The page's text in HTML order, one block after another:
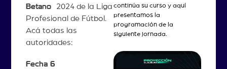
Betano2024 de la Liga
Profesional de Fútbol.
Acá todas las
autoridades:
Fecha 6
continúa su curso y aquí
presentamos la
programación de la
siguiente jornada.